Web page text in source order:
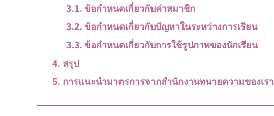
ข้อกำหนดเกี่ยวกับค่าสมาชิก
ข้อกำหนดเกี่ยวกับปัญหาในระหว่างการเรียน
ข้อกำหนดเกี่ยวกับการใช้รูปภาพของนักเรียน
สรุป
การแนะนำมาตรการจากสำนักงานทนายความของเรา